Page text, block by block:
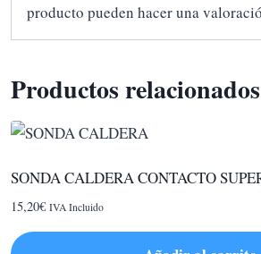
producto pueden hacer una
Productos relacionados
SONDA CALDERA CONTACTO
15,20€ IVA Incluido